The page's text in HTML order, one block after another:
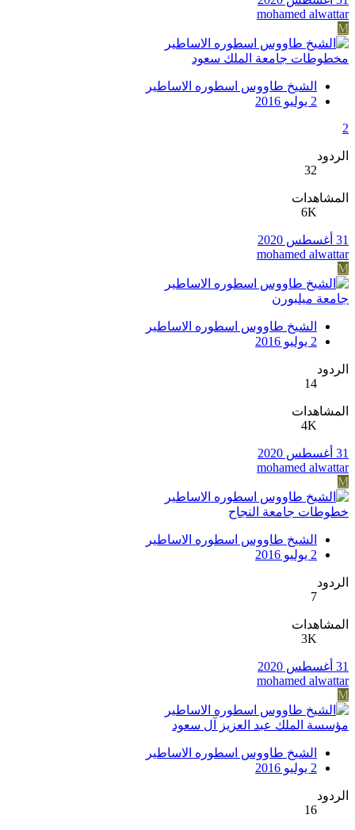
mohamed alwattar
M
مخطوطات جامعة الملك سعود
الشيخ طاووس اسطوره الاساطير
2 يوليو 2016
2
الردود
32
المشاهدات
6K
31 أغسطس 2020
mohamed alwattar
M
جامعة ميلبورن
الشيخ طاووس اسطوره الاساطير
2 يوليو 2016
الردود
14
المشاهدات
4K
31 أغسطس 2020
mohamed alwattar
M
خطوطات جامعة النجاح
الشيخ طاووس اسطوره الاساطير
2 يوليو 2016
الردود
7
المشاهدات
3K
31 أغسطس 2020
mohamed alwattar
M
مؤسسة الملك عبد العزيز آل سعود
الشيخ طاووس اسطوره الاساطير
2 يوليو 2016
الردود
16